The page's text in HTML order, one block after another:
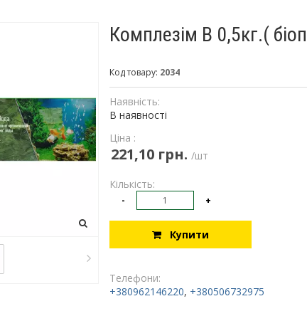
Комплезім В 0,5кг.(
Код товару: 2034
Наявність:
В наявності
Ціна :
221,10 грн. /шт
Кількість:
- +
Купити
Телефони:
+380962146220, +380506732975